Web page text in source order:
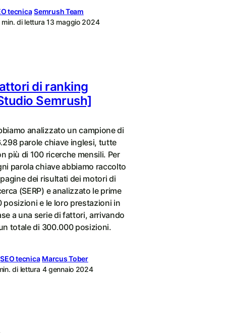
tecnica Semrush Team
min. di lettura 13 maggio 2024
di ranking
Semrush]
analizzato un campione di
parole chiave inglesi, tutte
più di 100 ricerche mensili. Per
parola chiave abbiamo raccolto
dei risultati dei motori di
(SERP) e analizzato le prime
posizioni e le loro prestazioni in
a una serie di fattori, arrivando
totale di 300.000 posizioni.
SEO tecnica Marcus Tober
di lettura 4 gennaio 2024